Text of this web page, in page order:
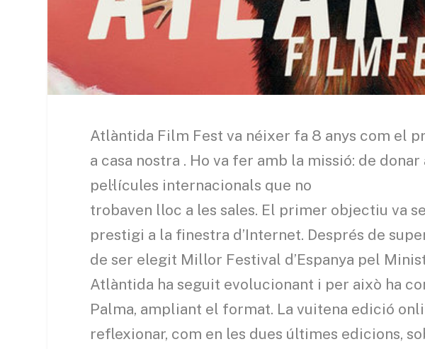
Atlàntida Film Fest va néixer fa 8 anys com el
a casa nostra . Ho va fer amb la missió: de
pel·lícules internacionals que no
trobaven lloc a les sales. El primer objectiu va
prestigi a la finestra d’Internet. Després de
de ser elegit Millor Festival d’Espanya pel
Atlàntida ha seguit evolucionant i per això ha
Palma, ampliant el format. La vuitena edició
reflexionar, com en les dues últimes edicions,